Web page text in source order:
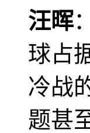
汪晖
球占
冷战
题甚